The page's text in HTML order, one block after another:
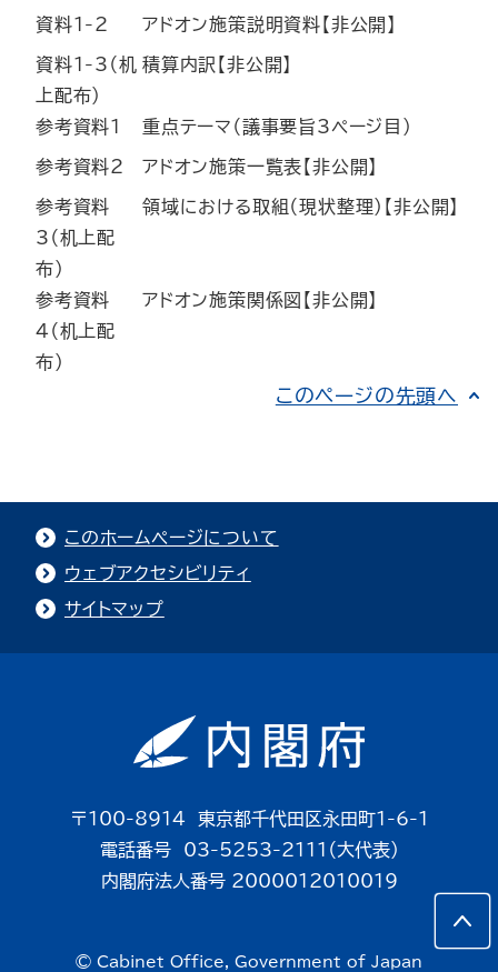
資料1-2 アドオン施策説明資料【非公開】
資料1-3（机
上配布）
積算内訳【非公開】
参考資料1 重点テーマ（議事要旨3ページ目）
参考資料2 アドオン施策一覧表【非公開】
参考資料
3（机上配
布）
領域における取組（現状整理）【非公開】
参考資料
4（机上配
布）
アドオン施策関係図【非公開】
このページの先頭へ
このホームページについて
ウェブアクセシビリティ
サイトマップ
〒100-8914 東京都千代田区永田町1-6-1
電話番号 03-5253-2111（大代表）
内閣府法人番号 2000012010019
© Cabinet Office, Government of Japan